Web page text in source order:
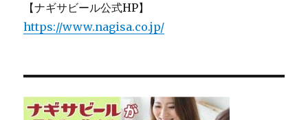
【ナギサビール公式HP】
https://www.nagisa.co.jp/